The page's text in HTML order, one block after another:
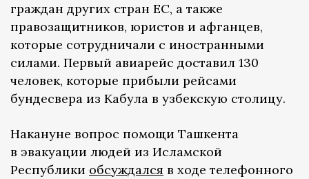
граждан других стран ЕС, а также
правозащитников, юристов и афганцев,
которые сотрудничали с иностранными
силами. Первый авиарейс доставил 130
человек, которые прибыли рейсами
бундесвера из Кабула в узбекскую столицу.
Накануне вопрос помощи Ташкента
в эвакуации людей из Исламской
Республики обсуждался в ходе телефонного